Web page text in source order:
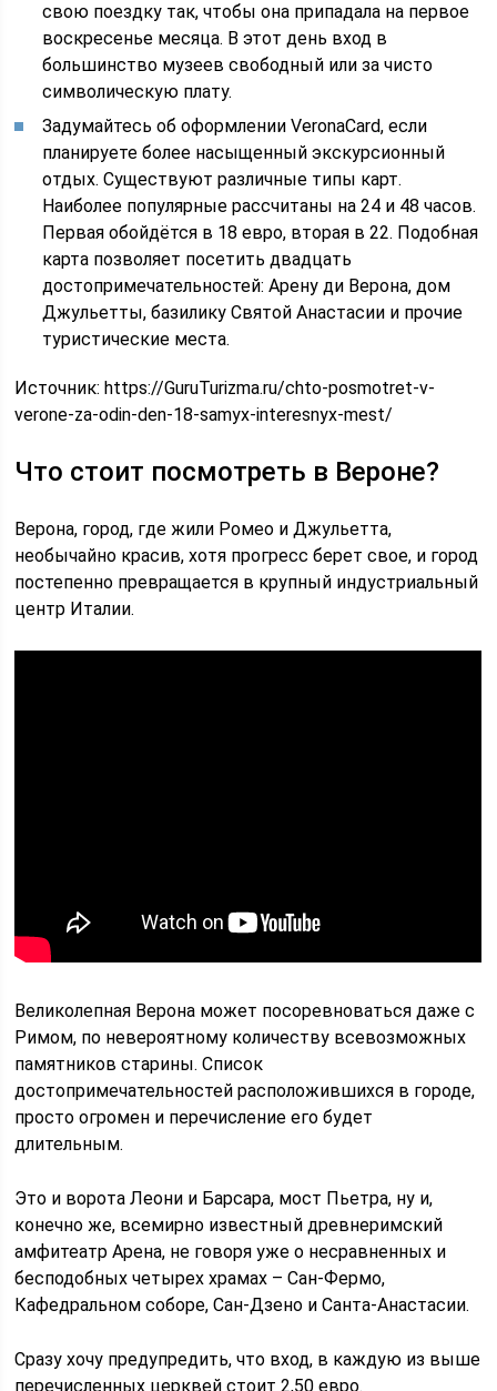
свою поездку так, чтобы она припадала на первое
воскресенье месяца. В этот день вход в
большинство музеев свободный или за чисто
символическую плату.
Задумайтесь об оформлении VeronaCard, если
планируете более насыщенный экскурсионный
отдых. Существуют различные типы карт.
Наиболее популярные рассчитаны на 24 и 48 часов.
Первая обойдётся в 18 евро, вторая в 22. Подобная
карта позволяет посетить двадцать
достопримечательностей: Арену ди Верона, дом
Джульетты, базилику Святой Анастасии и прочие
туристические места.
Источник: https://GuruTurizma.ru/chto-posmotret-v-
verone-za-odin-den-18-samyx-interesnyx-mest/
Что стоит посмотреть в Вероне?
Верона, город, где жили Ромео и Джульетта,
необычайно красив, хотя прогресс берет свое, и город
постепенно превращается в крупный индустриальный
центр Италии.
Великолепная Верона может посоревноваться даже с
Римом, по невероятному количеству всевозможных
памятников старины. Список
достопримечательностей расположившихся в городе,
просто огромен и перечисление его будет
длительным.
Это и ворота Леони и Барсара, мост Пьетра, ну и,
конечно же, всемирно известный древнеримский
амфитеатр Арена, не говоря уже о несравненных и
бесподобных четырех храмах – Сан-Фермо,
Кафедральном соборе, Сан-Дзено и Санта-Анастасии.
Сразу хочу предупредить, что вход, в каждую из выше
перечисленных церквей стоит 2,50 евро.